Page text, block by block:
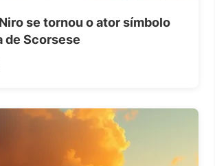
se tornou o ator símbolo
de Scorsese